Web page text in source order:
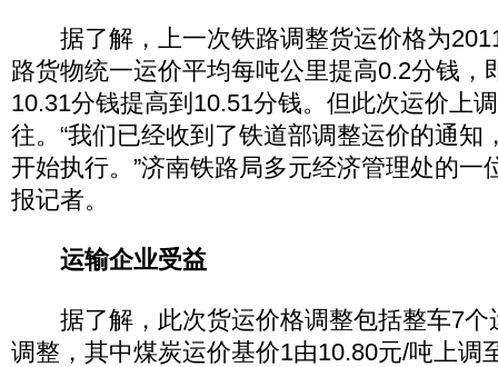
据了解，上一次铁路调整货运价格为
路货物统一运价平均每吨公里提高0.2分钱，
10.31分钱提高到10.51分钱。但此次运价上
往。“我们已经收到了铁道部调整运价的通知
开始执行。”济南铁路局多元经济管理处的一
报记者。
运输企业受益
据了解，此次货运价格调整包括整车7个
调整，其中煤炭运价基价1由10.80元/吨上调